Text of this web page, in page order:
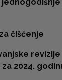
čišćenje
za 2024.